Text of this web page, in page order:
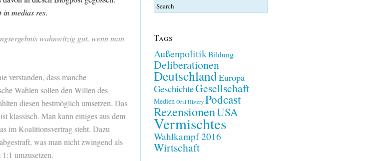
in medias res.
wahnwitzig gut, wenn man
verstanden, dass manche
Wahlen sollen den Willen des
diesen bestmöglich umsetzen. Das
klassisch. Man kann einiges aus dem
im Koalitionsvertrag steht. Dazu
was man nicht zwingend als
umzusetzen.
Tags
AußenpolitikBildung
Deliberationen
DeutschlandEuropa
GeschichteGesellschaft
Medien Oral History Podcast
RezensionenUSA
Vermischtes
Wahlkampf 2016
Wirtschaft